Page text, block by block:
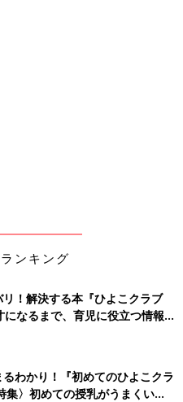
ンキング
！解決する本『ひよこクラブ
なるまで、育児に役立つ情報が
わかり！『初めてのひよこクラ
集〉初めての授乳がうまくい